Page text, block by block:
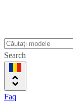
Search
Faq